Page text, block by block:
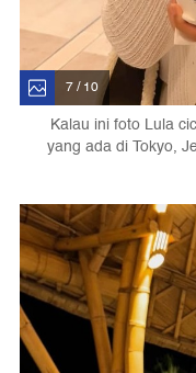
7 / 10
Kalau ini foto Lula
yang ada di Tokyo,